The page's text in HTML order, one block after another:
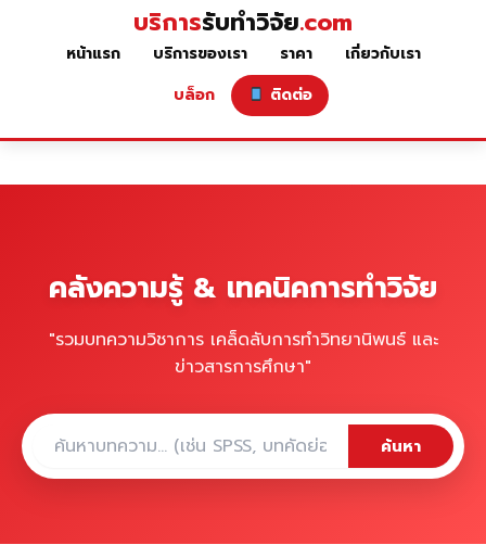
บริการรับทำวิจัย.com
หน้าแรก บริการของเรา ราคา
เกี่ยวกับเรา
บล็อก
ติดต่อ
คลังความรู้ & เทคนิคการทำวิจัย
"รวมบทความวิชาการ เคล็ดลับการทำวิทยานิพนธ์ และ
ข่าวสารการศึกษา"
ค้นหา